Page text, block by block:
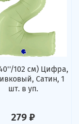
102 см) Цифра,
Сатин, 1
шт. в уп.
279 ₽